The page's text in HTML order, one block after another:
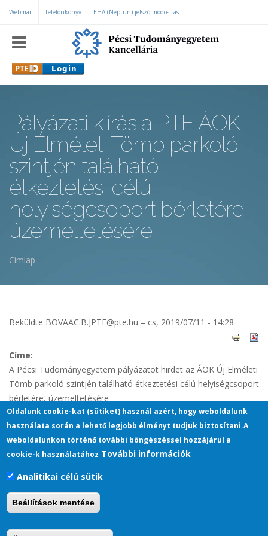
Ugrás a tartalomra
Webmail Telefonkönyv EHA (Neptun) jelszó módosítás
Pályázati kiírás a PTE ÁOK
Új Elméleti Tömb parkoló
szintjén található
étkeztetési célú
helyiségcsoport bérletére,
üzemeltetésére
Címlap
Beküldte BOVAAC.B.JPTE@pte.hu – cs, 2019/07/11 - 14:28
Címe:
A Pécsi Tudományegyetem pályázatot hirdet az ÁOK Új Elméleti
Tömb parkoló szintjén található étkeztetési célú helyiségcsoport
bérletére, üzemeltetésére
Pdf Állomány:
palyazati_kiiras_aok_uj_elmeleti_tomb_etkezo_mellekletekkel.pdf
Pécsi Tudományegyetem
H-7622 Pécs, Vasvári Pál utca 4.
Oldalunk cookie-kat (sütiket) használ azért, hogy weboldalunk
használata során a lehető legjobb élményt tudjuk biztosítani.A
weboldalunkon történő további böngészéssel hozzájárul a
cookie-k használatához További információk
Analitikai célú sütik
Beállítások mentése